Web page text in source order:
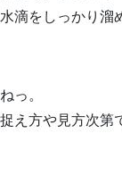
水滴をしっかり溜
ねっ。
捉え方や見方次第